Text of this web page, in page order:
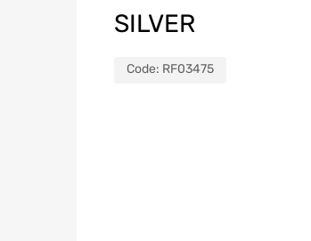
SILVER
Code: RF03475